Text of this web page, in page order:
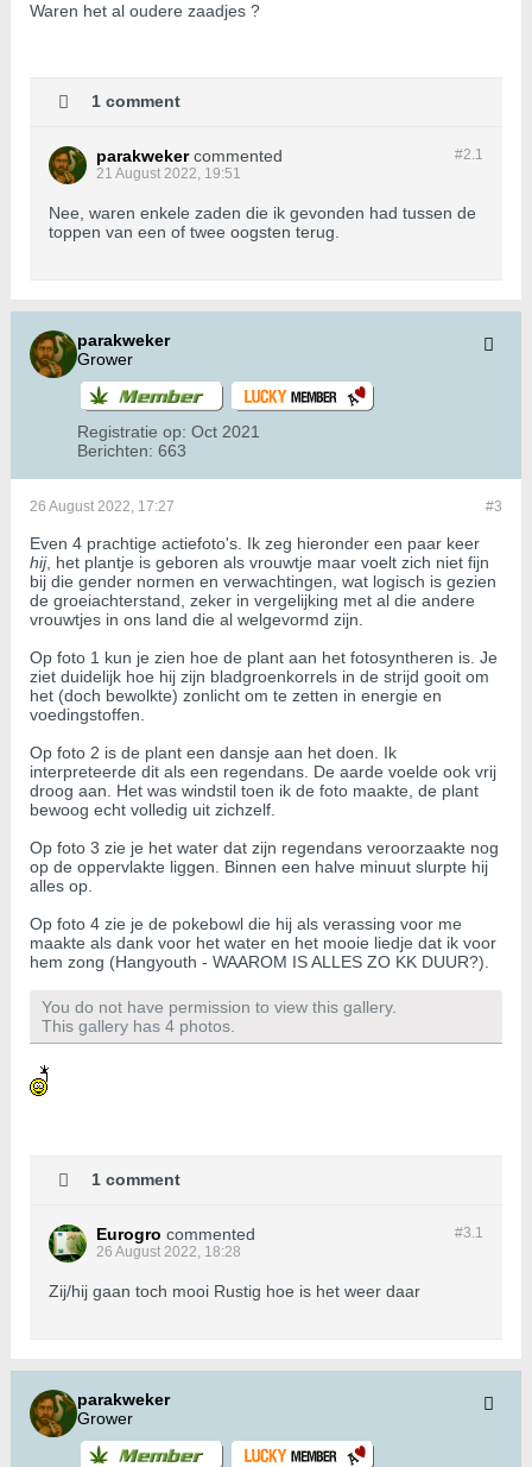
Waren het al oudere zaadjes ?
1 comment
#2.1
parakweker commented
21 August 2022, 19:51
Nee, waren enkele zaden die ik gevonden had tussen de
toppen van een of twee oogsten terug.
parakweker
Grower
Registratie op: Oct 2021
Berichten: 663
#3
26 August 2022, 17:27
Even 4 prachtige actiefoto's. Ik zeg hieronder een paar keer
hij, het plantje is geboren als vrouwtje maar voelt zich niet fijn
bij die gender normen en verwachtingen, wat logisch is gezien
de groeiachterstand, zeker in vergelijking met al die andere
vrouwtjes in ons land die al welgevormd zijn.
Op foto 1 kun je zien hoe de plant aan het fotosyntheren is. Je
ziet duidelijk hoe hij zijn bladgroenkorrels in de strijd gooit om
het (doch bewolkte) zonlicht om te zetten in energie en
voedingstoffen.
Op foto 2 is de plant een dansje aan het doen. Ik
interpreteerde dit als een regendans. De aarde voelde ook vrij
droog aan. Het was windstil toen ik de foto maakte, de plant
bewoog echt volledig uit zichzelf.
Op foto 3 zie je het water dat zijn regendans veroorzaakte nog
op de oppervlakte liggen. Binnen een halve minuut slurpte hij
alles op.
Op foto 4 zie je de pokebowl die hij als verassing voor me
maakte als dank voor het water en het mooie liedje dat ik voor
hem zong (Hangyouth - WAAROM IS ALLES ZO KK DUUR?).
You do not have permission to view this gallery.
This gallery has 4 photos.
1 comment
#3.1
Eurogro commented
26 August 2022, 18:28
Zij/hij gaan toch mooi Rustig hoe is het weer daar
parakweker
Grower